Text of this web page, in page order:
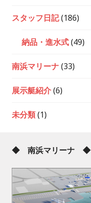
スタッフ日記(186)
納品・進水式(49)
南浜マリーナ(33)
展示艇紹介(6)
未分類(1)
◆ 南浜マリーナ ◆